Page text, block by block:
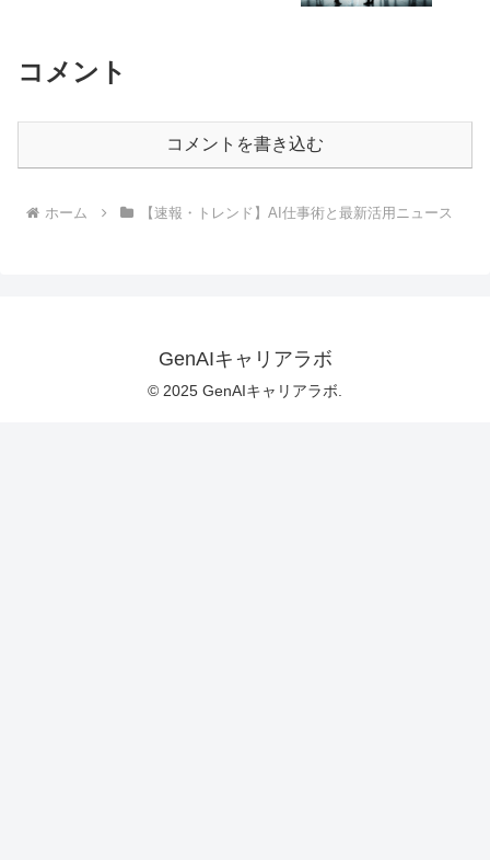
コメント
コメントを書き込む
ホーム 【速報・トレンド】AI仕事術と最新活用ニュース
GenAIキャリアラボ
© 2025 GenAIキャリアラボ.